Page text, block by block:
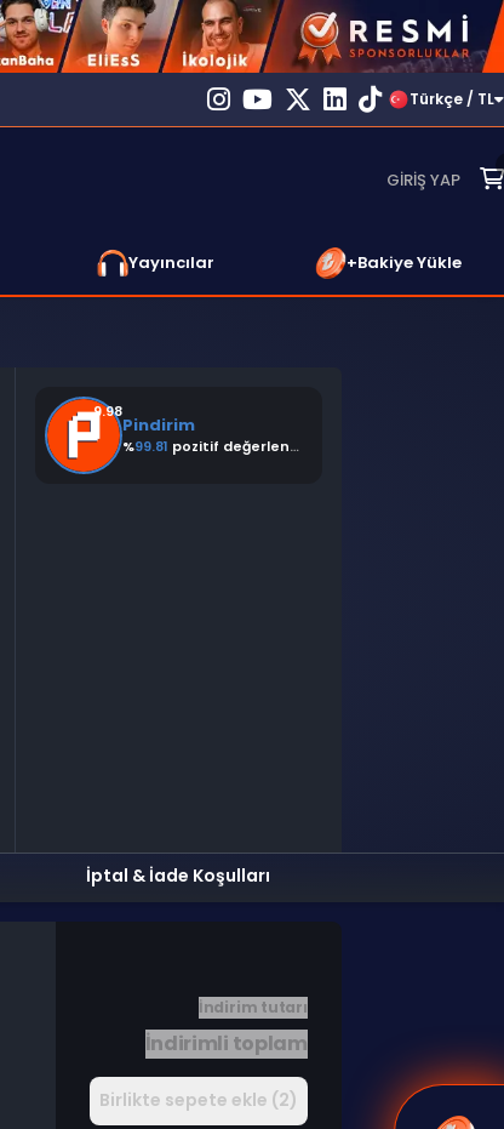
Türkçe / TL
GIRIŞ YAP
Yayıncılar +Bakiye Yükle
9.98
Pindirim
%99.81 pozitif değerlendirme
İptal & İade Koşulları
İndirim tutarı
İndirimli toplam
Birlikte sepete ekle (2)